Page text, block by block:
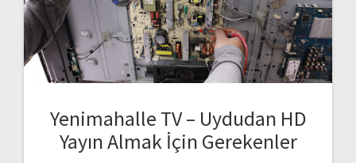
Yenimahalle TV – Uydudan HD
Yayın Almak İçin Gerekenler